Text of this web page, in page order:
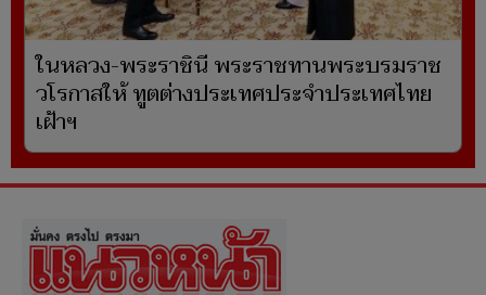
ในหลวง-พระราชินี พระราชทานพระบรมราช
วโรกาสให้ ทูตต่างประเทศประจำประเทศไทย
เฝ้าฯ